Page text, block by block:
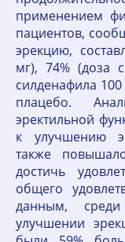
применением
пациентов,
эрекцию,
мг), 74% (доза
силденафила
плацебо.
эректильной
к улучшению
также
достичь
общего
данным,
улучшении